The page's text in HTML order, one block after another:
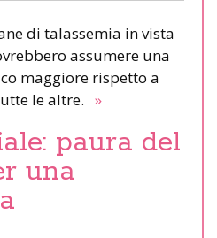
di talassemia in vista
assumere una
maggiore rispetto a
le altre. »
paura del
una